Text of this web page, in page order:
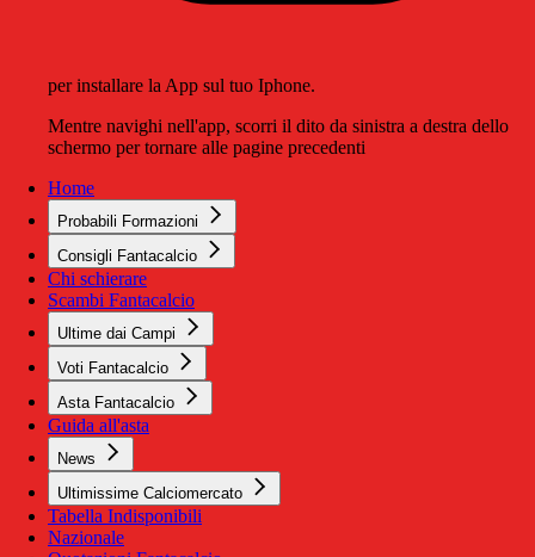
per installare la App sul tuo Iphone.
Mentre navighi nell'app, scorri il dito da sinistra a destra dello
schermo per tornare alle pagine precedenti
Home
Probabili Formazioni
Consigli Fantacalcio
Chi schierare
Scambi Fantacalcio
Ultime dai Campi
Voti Fantacalcio
Asta Fantacalcio
Guida all'asta
News
Ultimissime Calciomercato
Tabella Indisponibili
Nazionale